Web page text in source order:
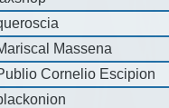
Massena
Cornelio Escipion